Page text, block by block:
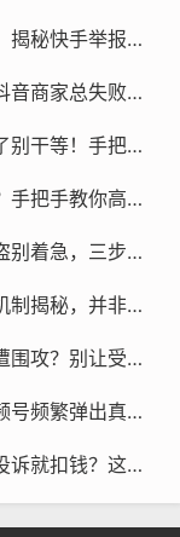
，写清事件始
度很大。
，可以寻求专业
司或“反诈志愿
比自己单干高得
频打假团队”，花
划而过——动动
快手举报商家最狠的方法，维权不再难，揭秘快手举报商家的最强路径
如何投诉抖音商家最有效的方法，投诉抖音商家总失败？试试这三步走，比打12315还快
小红书举报后在哪里看，小红书举报完了别干等！手把手教你追踪进度，高效维权
抖音受骗如何投诉，抖音受骗维权无门？手把手教你高效投诉并追回损失
小红书偷视频能投诉吗，小红书视频被盗别着急，三步教你有效维权，关键时候可以找帮手
抖音要多少人举报才有效果，抖音举报机制揭秘，并非人多力量大那么简单
小红书举报被网暴，小红书举报网暴反遭围攻？别让受害者困在取证的泥潭里
视频号出真人验证是不是被投诉了，视频号频繁弹出真人验证，是不是被同行恶意投诉了？
小红书被投诉扣钱吗安全吗，小红书被投诉就扣钱？这些安全红线你绝对不能碰！